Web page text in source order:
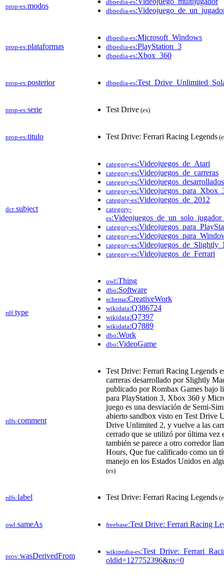
prop-es:modos dbpedia-es
dbpedia-es
prop-es:plataformas
dbpedia-es:Microsoft_Windows
dbpedia-es:PlayStation_3
dbpedia-es:Xbox_360
prop-es:posterior dbpedia-es
prop-es:serie Test Drive (es)
prop-es:titulo Test Drive: Ferrari Racing Legends
dct:subject
category-es:Videojuegos_de_Atari
category-es:Videojuegos_de_carreras
category-es
category-es
category-es:Videojuegos_de_2012
category-
es
category-es
category-es
category-es
category-es:Videojuegos_de_Ferrari
rdf:type
owl:Thing
dbo:Software
schema:CreativeWork
wikidata:Q386724
wikidata:Q7397
wikidata:Q7889
dbo:Work
dbo:VideoGame
rdfs:comment
Test Drive: Ferrari Racing Legends
carreras desarrollado por Slightly
publicado por Rombax Games bajo
para PlayStation 3, Xbox 360 y
juego es una desviación de Semi-
abierto sandbox visto en Test Drive
Drive Unlimited 2, y vuelve a las
cerrado que se utilizó por última vez
también se parece a otro corredor
Hours, Que fue calificado como un
manejo en los Estados Unidos en
(es)
rdfs:label Test Drive: Ferrari Racing Legends
owl:sameAs freebase:Test Drive: Ferrari Racing
prov:wasDerivedFrom wikipedia-es
oldid=127752396&ns=0